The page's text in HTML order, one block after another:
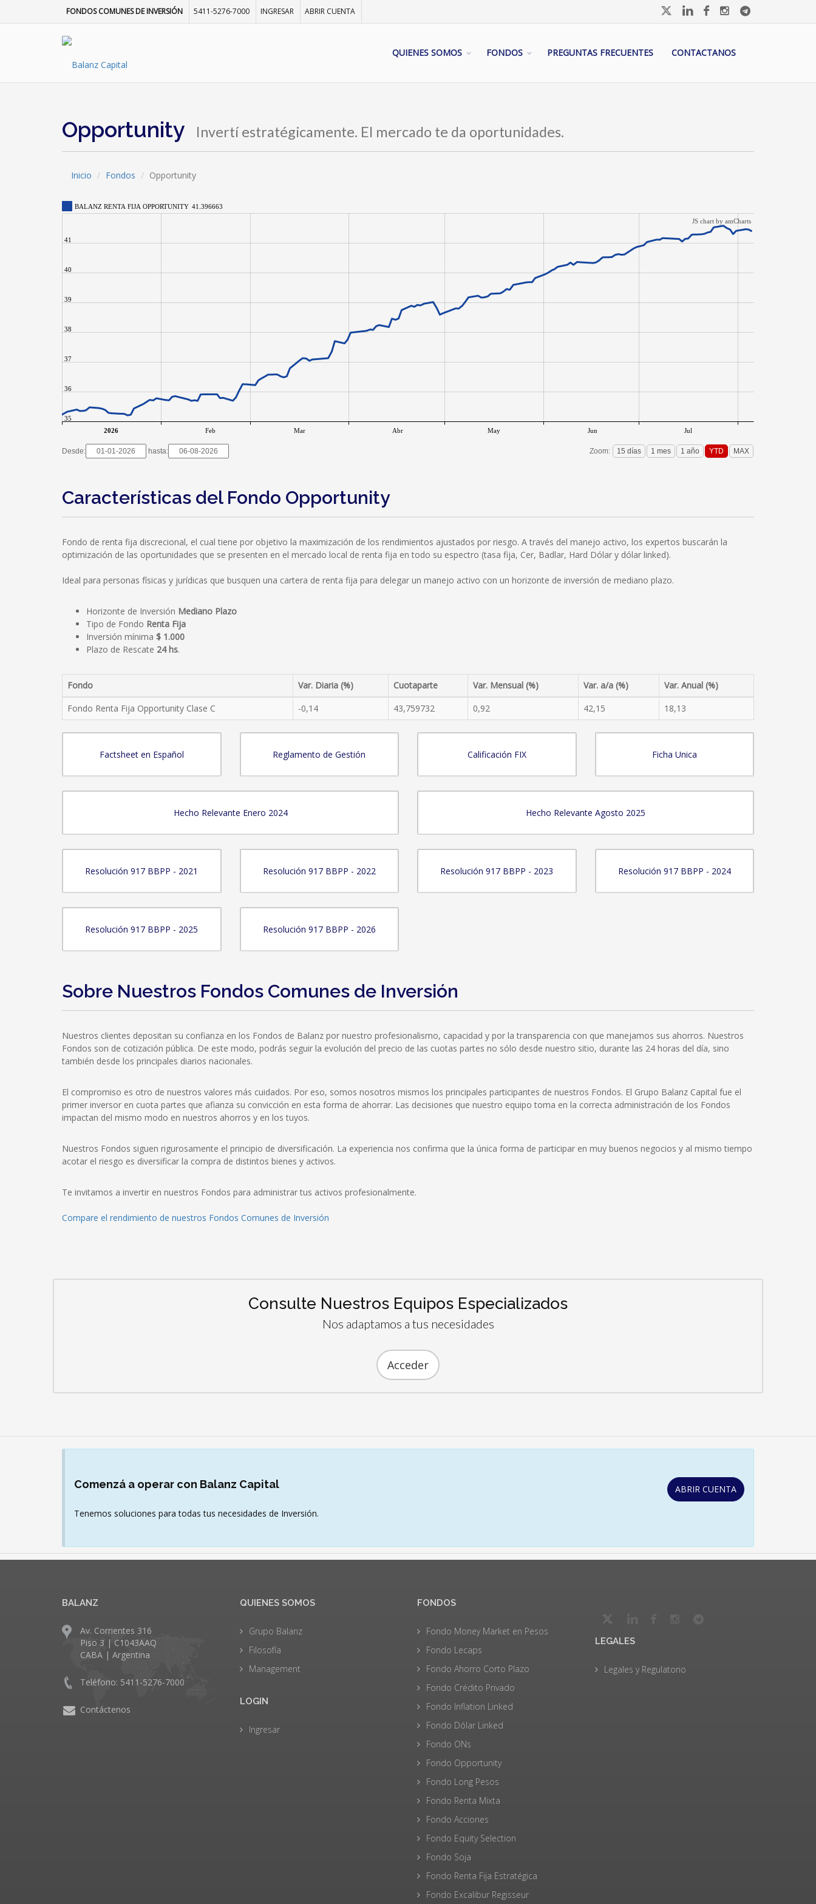
FONDOS COMUNES DE INVERSIÓN 5411-5276-7000 INGRESAR ABRIR CUENTA
QUIENES SOMOS FONDOS PREGUNTAS FRECUENTES CONTACTANOS
Opportunity Invertí estratégicamente. El mercado te da oportunidades.
Inicio Fondos Opportunity
BALANZ RENTA FIJA OPPORTUNITY 41.396663
2026 Feb Mar Abr May Jun Jul
35
36
37
38
39
40
41
JS chart by amCharts
Desde: hasta: Zoom:
Características del Fondo Opportunity
Fondo de renta fija discrecional, el cual tiene por objetivo la maximización de los rendimientos ajustados por riesgo. A través del manejo activo, los expertos buscarán la
optimización de las oportunidades que se presenten en el mercado local de renta fija en todo su espectro (tasa fija, Cer, Badlar, Hard Dólar y dólar linked).
Ideal para personas físicas y jurídicas que busquen una cartera de renta fija para delegar un manejo activo con un horizonte de inversión de mediano plazo.
Horizonte de Inversión Mediano Plazo
Tipo de Fondo Renta Fija
Inversión mínima $ 1.000
Plazo de Rescate 24 hs.
Fondo Var. Diaria (%) Cuotaparte Var. Mensual (%) Var. a/a (%)
Var. Anual (%)
Fondo Renta Fija Opportunity Clase C
-0,14 43,759732 0,92 42,15 18,13
Factsheet en Español Reglamento de Gestión Calificación FIX Ficha Unica
Hecho Relevante Enero 2024 Hecho Relevante Agosto 2025
Resolución 917 BBPP - 2021 Resolución 917 BBPP - 2022 Resolución 917 BBPP - 2023 Resolución 917 BBPP - 2024
Resolución 917 BBPP - 2025 Resolución 917 BBPP - 2026
Sobre Nuestros Fondos Comunes de Inversión
Nuestros clientes depositan su confianza en los Fondos de Balanz por nuestro profesionalismo, capacidad y por la transparencia con que manejamos sus ahorros. Nuestros
Fondos son de cotización pública. De este modo, podrás seguir la evolución del precio de las cuotas partes no sólo desde nuestro sitio, durante las 24 horas del día, sino
también desde los principales diarios nacionales.
El compromiso es otro de nuestros valores más cuidados. Por eso, somos nosotros mismos los principales participantes de nuestros Fondos. El Grupo Balanz Capital fue el
primer inversor en cuota partes que afianza su convicción en esta forma de ahorrar. Las decisiones que nuestro equipo toma en la correcta administración de los Fondos
impactan del mismo modo en nuestros ahorros y en los tuyos.
Nuestros Fondos siguen rigurosamente el principio de diversificación. La experiencia nos confirma que la única forma de participar en muy buenos negocios y al mismo tiempo
acotar el riesgo es diversificar la compra de distintos bienes y activos.
Te invitamos a invertir en nuestros Fondos para administrar tus activos profesionalmente.
Compare el rendimiento de nuestros Fondos Comunes de Inversión
Consulte Nuestros Equipos Especializados
Nos adaptamos a tus necesidades
Acceder
Comenzá a operar con Balanz Capital
Tenemos soluciones para todas tus necesidades de Inversión.
ABRIR CUENTA
BALANZ
Av. Corrientes 316
Piso 3 | C1043AAQ
CABA | Argentina
Teléfono: 5411-5276-7000
Contáctenos
QUIENES SOMOS
Grupo Balanz
Filosofía
Management
LOGIN
Ingresar
FONDOS
Fondo Money Market en Pesos
Fondo Lecaps
Fondo Ahorro Corto Plazo
Fondo Crédito Privado
Fondo Inflation Linked
Fondo Dólar Linked
Fondo ONs
Fondo Opportunity
Fondo Long Pesos
Fondo Renta Mixta
Fondo Acciones
Fondo Equity Selection
Fondo Soja
Fondo Renta Fija Estratégica
Fondo Excalibur Regisseur
LEGALES
Legales y Regulatorio